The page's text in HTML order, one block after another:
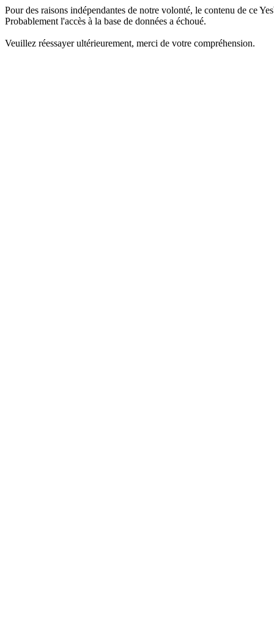
Pour des raisons indépendantes de notre volonté, le contenu de ce
Probablement l'accès à la base de données a échoué.
Veuillez réessayer ultérieurement, merci de votre compréhension.